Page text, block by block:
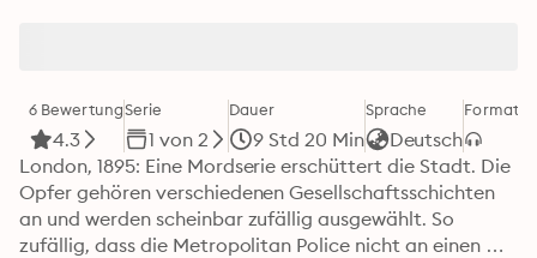
6 Bewertung
4.3
Serie
1 von 2
Dauer
9 Std 20 Min
Sprache
Deutsch
Format
London, 1895: Eine Mordserie erschüttert die Stadt. Die
Opfer gehören verschiedenen Gesellschaftsschichten
an und werden scheinbar zufällig ausgewählt. So
zufällig, dass die Metropolitan Police nicht an einen